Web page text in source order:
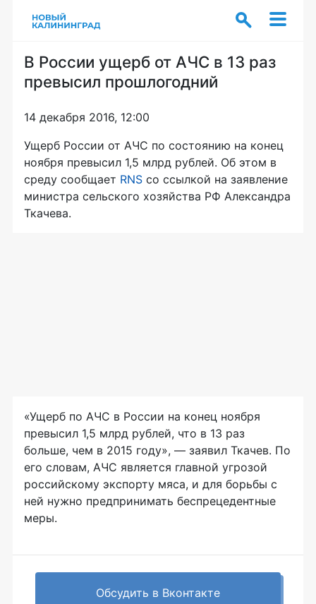
В России ущерб от АЧС в 13 раз
превысил прошлогодний
14 декабря 2016, 12:00
Ущерб России от АЧС по состоянию на конец
ноября превысил 1,5 млрд рублей. Об этом в
среду сообщает RNS со ссылкой на заявление
министра сельского хозяйства РФ Александра
Ткачева.
«Ущерб по АЧС в России на конец ноября
превысил 1,5 млрд рублей, что в 13 раз
больше, чем в 2015 году», — заявил Ткачев. По
его словам, АЧС является главной угрозой
российскому экспорту мяса, и для борьбы с
ней нужно предпринимать беспрецедентные
меры.
Обсудить в Вконтакте